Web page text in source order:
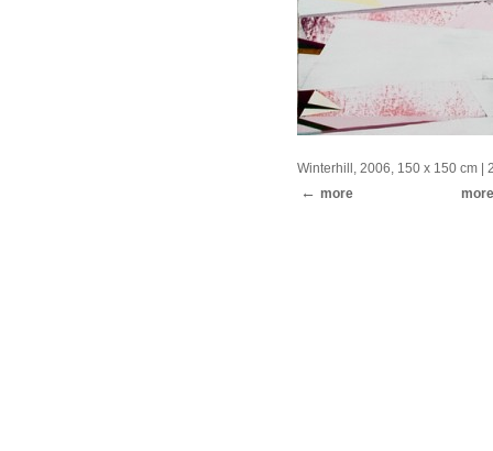
Winterhill, 2006, 150 x 150 cm |
more
more